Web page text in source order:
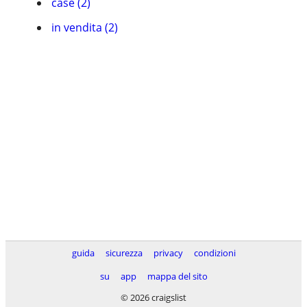
in vendita (2)
guida sicurezza privacy
condizioni
su
app
mappa del sito
© 2026 craigslist